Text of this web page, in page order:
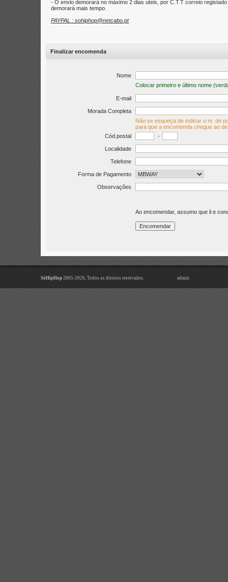
- O envio demorará no máximo 2 dias uteis, por C.T.T correio
demorará mais tempo.
PAYPAL : sohiphop@netcabo.pt
Finalizar encomenda
Nome
Colocar primeiro e último nome
E-mail
Morada Completa
Não se esqueça de indicar o nr. de
para que a encomenda chegue ao
Cód.postal
-
Localidade
Telefone
Forma de Pagamento
Observações
Ao encomendar, assumo que li e
SóHipHop 2005-2026, Todos os direitos reservados. admin